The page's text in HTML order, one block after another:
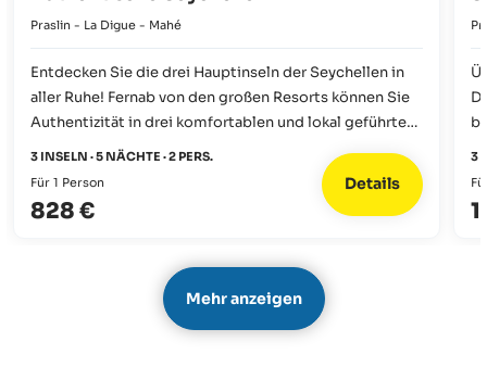
Praslin - La Digue - Mahé
Entdecken Sie die drei Hauptinseln der Seychellen in
aller Ruhe! Fernab von den großen Resorts können Sie
Authentizität in drei komfortablen und lokal geführten
Gasthäusern erleben. Hier werden Sie noch ganz
persönlich betreut und erhalten einen Einblick in die
hiesigen Gepflogenheiten, während die inseltypische
Gelassenheit der Seychellen für echte Entspannung
3 INSELN · 5 NÄCHTE · 2 PERS.
Für 1 Person
828 €
Details
3
Mehr anzeigen